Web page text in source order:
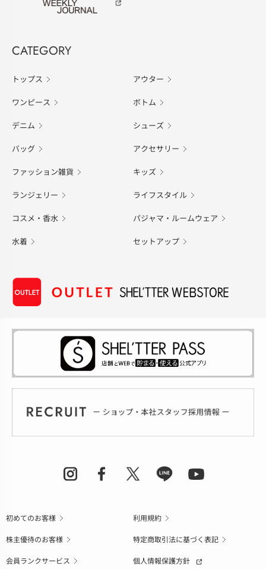
CATEGORY
トップス アウター
ワンピース ボトム
デニム シューズ
バッグ アクセサリー
ファッション雑貨 キッズ
ランジェリー ライフスタイル
コスメ・香水 パジャマ・ルームウェア
水着 セットアップ
初めてのお客様
利用規約
株主優待のお客様
特定商取引法に基づく表記
会員ランクサービス
個人情報保護方針